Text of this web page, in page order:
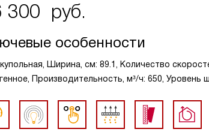
300 руб.
особенности
Ширина, см: 89.1, Количество
Производительность, м³/ч: 650, Уровень